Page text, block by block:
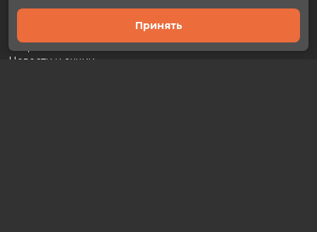
Скоро в кино
Новости и акции
Принять